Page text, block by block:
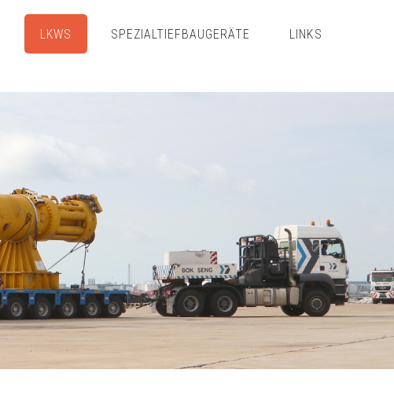
LKWS SPEZIALTIEFBAUGERÄTE LINKS